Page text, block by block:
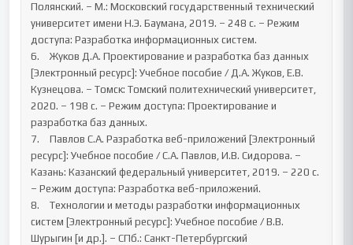
Полянский. – М.: Московский государственный технический
университет имени Н.Э. Баумана, 2019. – 248 с. – Режим
доступа: Разработка информационных систем.
6.	Жуков Д.А. Проектирование и разработка баз данных
[Электронный ресурс]: Учебное пособие / Д.А. Жуков, Е.В.
Кузнецова. – Томск: Томский политехнический университет,
2020. – 198 с. – Режим доступа: Проектирование и
разработка баз данных.
7.	Павлов С.А. Разработка веб-приложений [Электронный
ресурс]: Учебное пособие / С.А. Павлов, И.В. Сидорова. –
Казань: Казанский федеральный университет, 2019. – 220 с.
– Режим доступа: Разработка веб-приложений.
8.	Технологии и методы разработки информационных
систем [Электронный ресурс]: Учебное пособие / В.В.
Шурыгин [и др.]. – СПб.: Санкт-Петербургский